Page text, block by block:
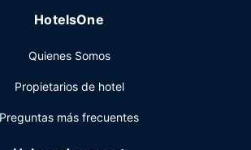
hotel pone a tu disposición 3 salas de
asistencia gratuito disponible.
HotelsOne
Quienes Somos
Propietarios de hotel
Preguntas más frecuentes